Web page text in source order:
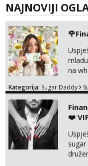
NAJNOVIJI
na
Kategorija: Sugar Daddy
❤️